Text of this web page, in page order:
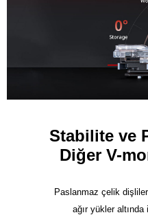
Stabilite ve
Diğer V-
Paslanmaz çelik
ağır yükler